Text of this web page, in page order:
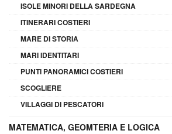
ISOLE MINORI DELLA SARDEGNA
ITINERARI COSTIERI
MARE DI STORIA
MARI IDENTITARI
PUNTI PANORAMICI COSTIERI
SCOGLIERE
VILLAGGI DI PESCATORI
MATEMATICA, GEOMTERIA E LOGICA